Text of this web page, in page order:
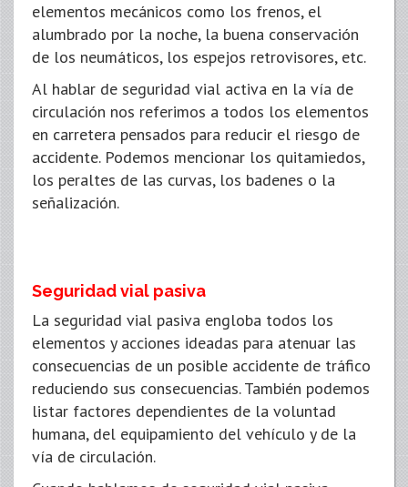
elementos mecánicos como los frenos, el
alumbrado por la noche, la buena conservación
de los neumáticos, los espejos retrovisores, etc.
Al hablar de seguridad vial activa en la vía de
circulación nos referimos a todos los elementos
en carretera pensados para reducir el riesgo de
accidente. Podemos mencionar los quitamiedos,
los peraltes de las curvas, los badenes o la
señalización.
Seguridad vial pasiva
La seguridad vial pasiva engloba todos los
elementos y acciones ideadas para atenuar las
consecuencias de un posible accidente de tráfico
reduciendo sus consecuencias. También podemos
listar factores dependientes de la voluntad
humana, del equipamiento del vehículo y de la
vía de circulación.